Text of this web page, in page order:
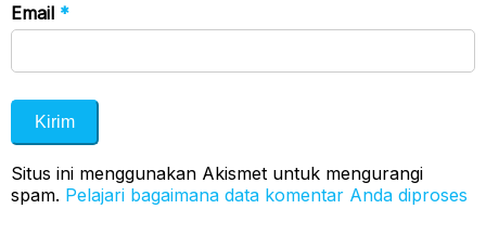
Email *
Situs ini menggunakan Akismet untuk mengurangi
spam. Pelajari bagaimana data komentar Anda diproses